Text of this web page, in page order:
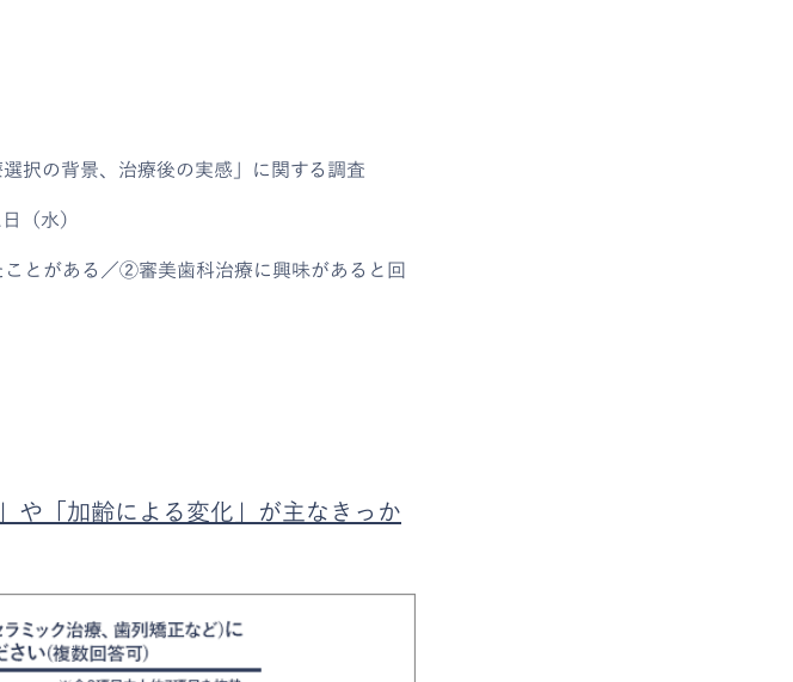
択の背景、治療後の実感」に関する調査
（水）
とがある／②審美歯科治療に興味があると回
や「加齢による変化」が主なきっか